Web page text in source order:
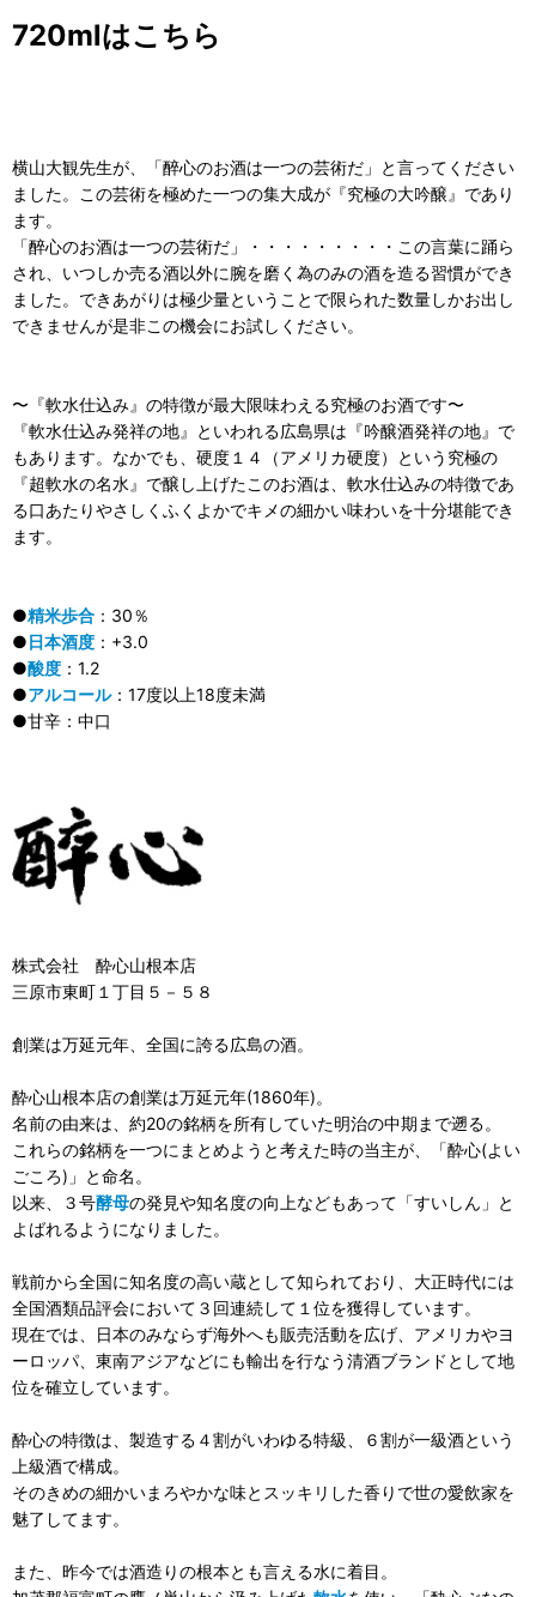
720mlはこちら
横山大観先生が、「醉心のお酒は一つの芸術だ」と言ってください
ました。この芸術を極めた一つの集大成が『究極の大吟醸』であり
ます。
「醉心のお酒は一つの芸術だ」・・・・・・・・・この言葉に踊ら
され、いつしか売る酒以外に腕を磨く為のみの酒を造る習慣ができ
ました。できあがりは極少量ということで限られた数量しかお出し
できませんが是非この機会にお試しください。
〜『軟水仕込み』の特徴が最大限味わえる究極のお酒です〜
『軟水仕込み発祥の地』といわれる広島県は『吟醸酒発祥の地』で
もあります。なかでも、硬度１４（アメリカ硬度）という究極の
『超軟水の名水』で醸し上げたこのお酒は、軟水仕込みの特徴であ
る口あたりやさしくふくよかでキメの細かい味わいを十分堪能でき
ます。
●精米歩合 ：30％
●日本酒度 ：+3.0
●酸度 ：1.2
●アルコール：17度以上18度未満
●甘辛：中口
株式会社 酔心山根本店
三原市東町１丁目５－５８
創業は万延元年、全国に誇る広島の酒。
酔心山根本店の創業は万延元年(1860年)。
名前の由来は、約20の銘柄を所有していた明治の中期まで遡る。
これらの銘柄を一つにまとめようと考えた時の当主が、「酔心(よい
ごころ)」と命名。
以来、３号酵母の発見や知名度の向上などもあって「すいしん」と
よばれるようになりました。
戦前から全国に知名度の高い蔵として知られており、大正時代には
全国酒類品評会において３回連続して１位を獲得しています。
現在では、日本のみならず海外へも販売活動を広げ、アメリカやヨ
ーロッパ、東南アジアなどにも輸出を行なう清酒ブランドとして地
位を確立しています。
酔心の特徴は、製造する４割がいわゆる特級、６割が一級酒という
上級酒で構成。
そのきめの細かいまろやかな味とスッキリした香りで世の愛飲家を
魅了してます。
また、昨今では酒造りの根本とも言える水に着目。